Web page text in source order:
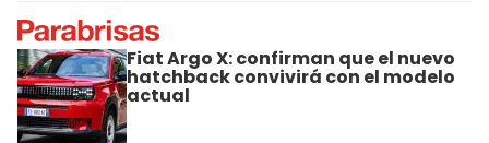
Fiat Argo X: confirman que el nuevo
hatchback convivirá con el modelo
actual